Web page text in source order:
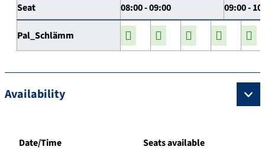
Seat 08:00 - 09:00 09:00 -
Pal_Schlämm
Availability
Date/Time Seats available